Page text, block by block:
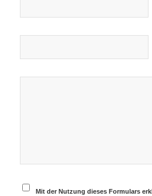
Mit der Nutzung dieses Formulars